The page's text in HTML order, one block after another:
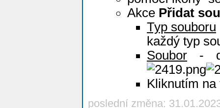
Akce Přidat
Typ souboru
každý typ
Soubor -
Kliknutím
poslední změna: